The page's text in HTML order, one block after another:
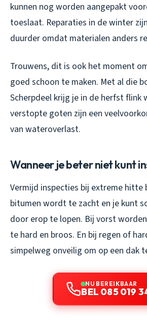
kunnen nog worden aangepakt
toeslaat. Reparaties in de winter
duurder omdat materialen anders
Trouwens, dit is ook het moment
goed schoon te maken. Met al die
Scherpdeel krijg je in de herfst flink
verstopte goten zijn een
van wateroverlast.
Wanneer je beter niet kunt
Vermijd inspecties bij extreme hitte
bitumen wordt te zacht en je kunt
door erop te lopen. Bij vorst
te hard en broos. En bij regen of
simpelweg onveilig om op een dak
NU BEREIKBAAR
BEL 085 019